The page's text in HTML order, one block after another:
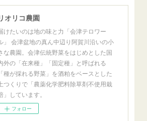
オリコ農園
けたいのは地の味と力「会津テロワー
」 会津盆地の真ん中辺り阿賀川沿いの小
な農園。会津伝統野菜をはじめとした国
外の「在来種」「固定種」と呼ばれる
「種が採れる野菜」を酒粕をベースとした
つくりで「農薬化学肥料除草剤不使用栽
」しています。
フォロー